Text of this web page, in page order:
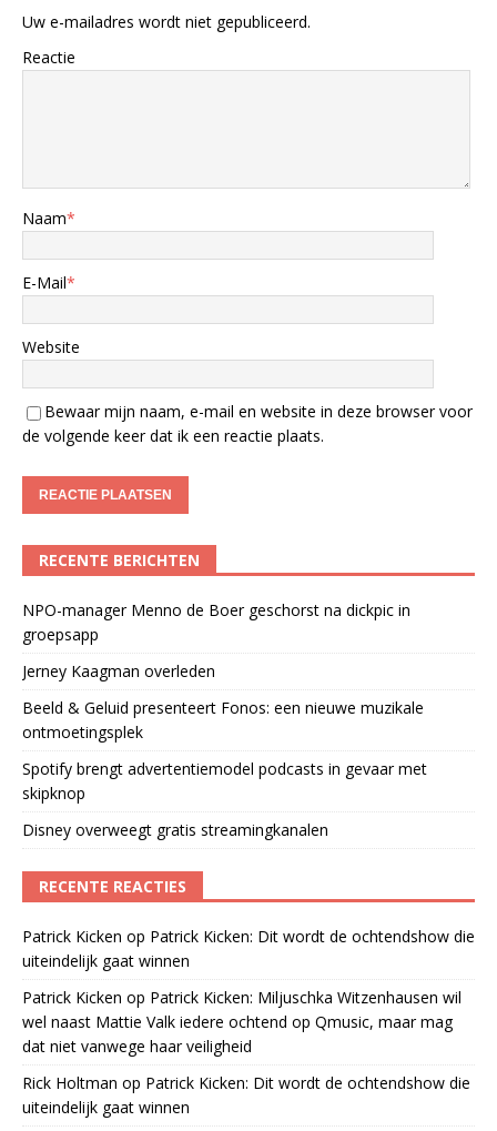
Uw e-mailadres wordt niet gepubliceerd.
Reactie
Naam*
E-Mail*
Website
Bewaar mijn naam, e-mail en website in deze browser voor
de volgende keer dat ik een reactie plaats.
RECENTE BERICHTEN
NPO-manager Menno de Boer geschorst na dickpic in
groepsapp
Jerney Kaagman overleden
Beeld & Geluid presenteert Fonos: een nieuwe muzikale
ontmoetingsplek
Spotify brengt advertentiemodel podcasts in gevaar met
skipknop
Disney overweegt gratis streamingkanalen
RECENTE REACTIES
Patrick Kicken op Patrick Kicken: Dit wordt de ochtendshow die
uiteindelijk gaat winnen
Patrick Kicken op Patrick Kicken: Miljuschka Witzenhausen wil
wel naast Mattie Valk iedere ochtend op Qmusic, maar mag
dat niet vanwege haar veiligheid
Rick Holtman op Patrick Kicken: Dit wordt de ochtendshow die
uiteindelijk gaat winnen